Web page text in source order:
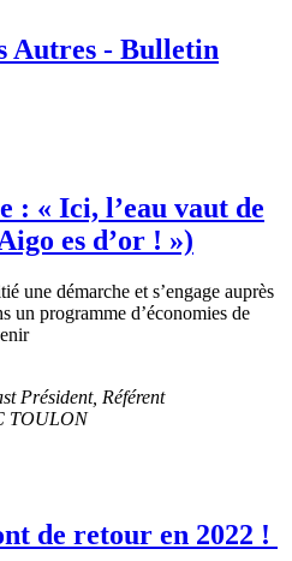
Autres - Bulletin
: « Ici, l’eau vaut de
es d’or ! »)
une démarche et s’engage auprès
un programme d’économies de
Président, Référent
TOULON
de retour en 2022 !